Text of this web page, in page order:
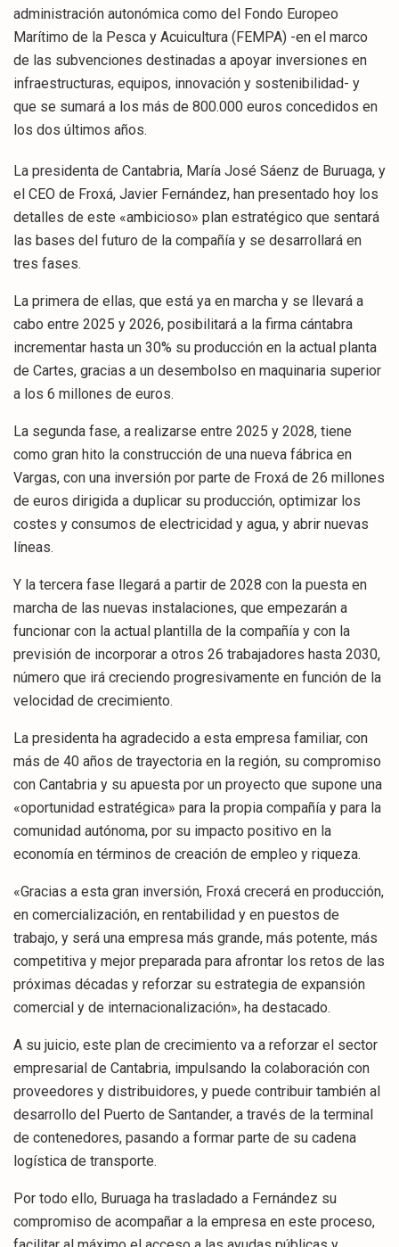
administración autonómica como del Fondo Europeo
Marítimo de la Pesca y Acuicultura (FEMPA) -en el marco
de las subvenciones destinadas a apoyar inversiones en
infraestructuras, equipos, innovación y sostenibilidad- y
que se sumará a los más de 800.000 euros concedidos en
los dos últimos años.
La presidenta de Cantabria, María José Sáenz de Buruaga, y
el CEO de Froxá, Javier Fernández, han presentado hoy los
detalles de este «ambicioso» plan estratégico que sentará
las bases del futuro de la compañía y se desarrollará en
tres fases.
La primera de ellas, que está ya en marcha y se llevará a
cabo entre 2025 y 2026, posibilitará a la firma cántabra
incrementar hasta un 30% su producción en la actual planta
de Cartes, gracias a un desembolso en maquinaria superior
a los 6 millones de euros.
La segunda fase, a realizarse entre 2025 y 2028, tiene
como gran hito la construcción de una nueva fábrica en
Vargas, con una inversión por parte de Froxá de 26 millones
de euros dirigida a duplicar su producción, optimizar los
costes y consumos de electricidad y agua, y abrir nuevas
líneas.
Y la tercera fase llegará a partir de 2028 con la puesta en
marcha de las nuevas instalaciones, que empezarán a
funcionar con la actual plantilla de la compañía y con la
previsión de incorporar a otros 26 trabajadores hasta 2030,
número que irá creciendo progresivamente en función de la
velocidad de crecimiento.
La presidenta ha agradecido a esta empresa familiar, con
más de 40 años de trayectoria en la región, su compromiso
con Cantabria y su apuesta por un proyecto que supone una
«oportunidad estratégica» para la propia compañía y para la
comunidad autónoma, por su impacto positivo en la
economía en términos de creación de empleo y riqueza.
«Gracias a esta gran inversión, Froxá crecerá en producción,
en comercialización, en rentabilidad y en puestos de
trabajo, y será una empresa más grande, más potente, más
competitiva y mejor preparada para afrontar los retos de las
próximas décadas y reforzar su estrategia de expansión
comercial y de internacionalización», ha destacado.
A su juicio, este plan de crecimiento va a reforzar el sector
empresarial de Cantabria, impulsando la colaboración con
proveedores y distribuidores, y puede contribuir también al
desarrollo del Puerto de Santander, a través de la terminal
de contenedores, pasando a formar parte de su cadena
logística de transporte.
Por todo ello, Buruaga ha trasladado a Fernández su
compromiso de acompañar a la empresa en este proceso,